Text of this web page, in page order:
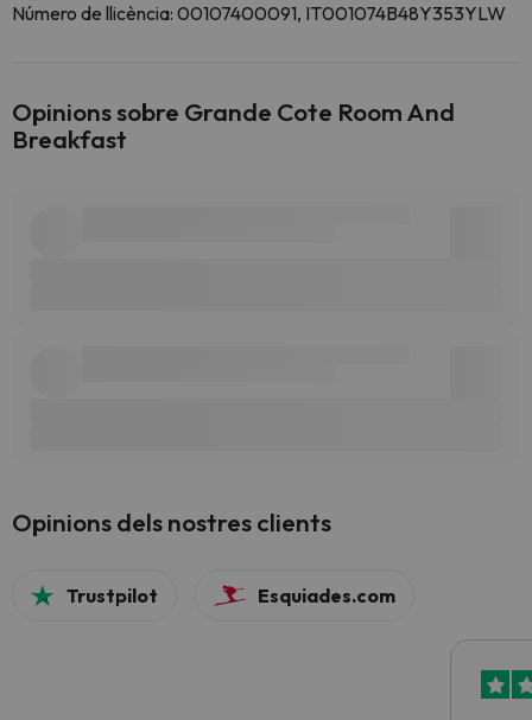
Número de llicència: 00107400091, IT001074B48Y353YLW
Opinions sobre Grande Cote Room And
Breakfast
Opinions dels nostres clients
Trustpilot Esquiades.com